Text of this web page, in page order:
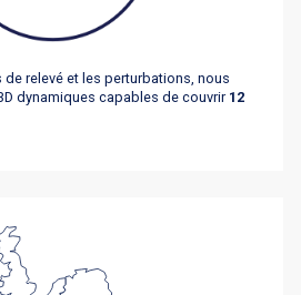
relevé et les perturbations, nous
dynamiques capables de couvrir 12